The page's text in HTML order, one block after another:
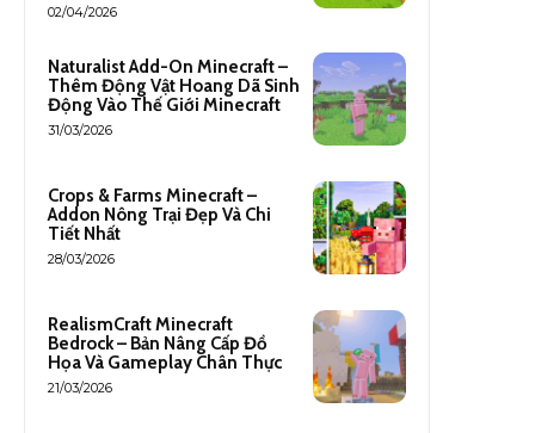
02/04/2026
Naturalist Add-On Minecraft –
Thêm Động Vật Hoang Dã Sinh
Động Vào Thế Giới Minecraft
31/03/2026
Crops & Farms Minecraft –
Addon Nông Trại Đẹp Và Chi
Tiết Nhất
28/03/2026
RealismCraft Minecraft
Bedrock – Bản Nâng Cấp Đồ
Họa Và Gameplay Chân Thực
21/03/2026